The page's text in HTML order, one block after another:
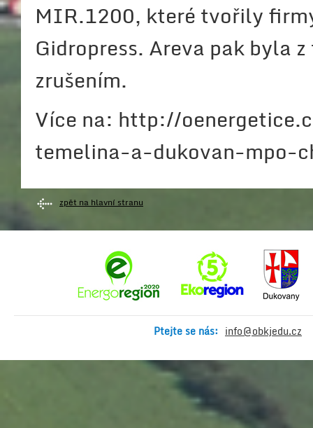
MIR.1200, které tvořily
Gidropress. Areva pak byla
zrušením.
Více na: http://
temelina-a-dukovan-mpo-
zpět na hlavní stranu
Ptejte se nás: info@obkjedu.cz